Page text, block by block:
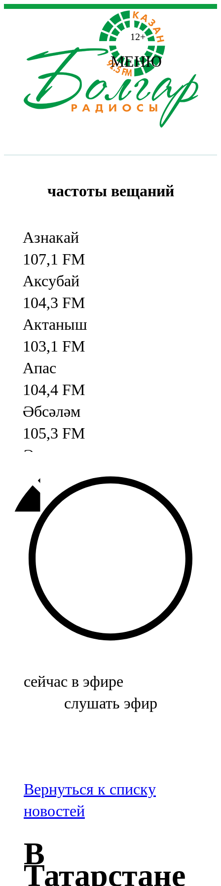
12+
МЕНЮ
частоты вещаний
Азнакай
107,1 FM
Аксубай
104,3 FM
Актаныш
103,1 FM
Апас
104,4 FM
Әбсәләм
105,3 FM
Әлмәт
92,9 FM
Базарлы матак
107,1 FM
Балык бистәсе
104,9 FM
Баулы
107,5 FM
Биләр
Болгар
100,3 FM
Зәй
106,6 FM
Кадыбаш
105,2 FM
сейчас в эфире
слушать эфир
Вернуться к списку
новостей
В
Татарстане